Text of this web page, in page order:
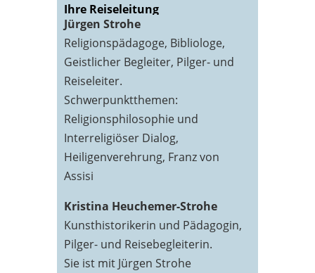
Ihre Reiseleitung
Jürgen Strohe
Religionspädagoge, Bibliologe,
Geistlicher Begleiter, Pilger- und
Reiseleiter.
Schwerpunktthemen:
Religionsphilosophie und
Interreligiöser Dialog,
Heiligenverehrung, Franz von
Assisi
Kristina Heuchemer-Strohe
Kunsthistorikerin und Pädagogin,
Pilger- und Reisebegleiterin.
Sie ist mit Jürgen Strohe